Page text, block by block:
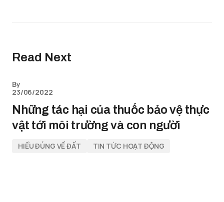
Read Next
By
23/06/2022
Những tác hại của thuốc bảo vệ thực
vật tới môi trường và con người
HIỂU ĐÚNG VỀ ĐẤT TIN TỨC HOẠT ĐỘNG